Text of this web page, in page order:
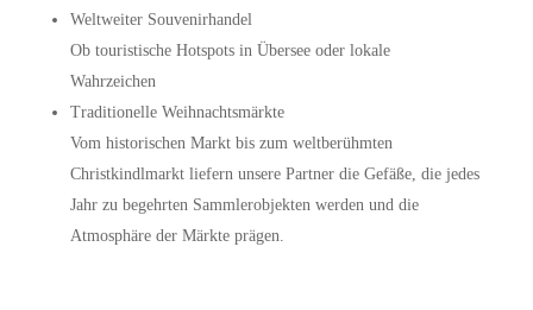
Weltweiter Souvenirhandel
Ob touristische Hotspots in Übersee oder lokale
Wahrzeichen
Traditionelle Weihnachtsmärkte
Vom historischen Markt bis zum weltberühmten
Christkindlmarkt liefern unsere Partner die Gefäße, die jedes
Jahr zu begehrten Sammlerobjekten werden und die
Atmosphäre der Märkte prägen.